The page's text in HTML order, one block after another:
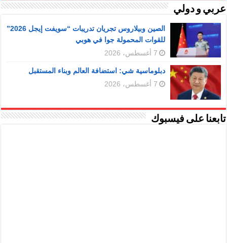
عربي و دولي
الصين وبيلاروس تجريان تدريبات “سويفت إيجل 2026”
للقوات المحمولة جوا في هوبي
7 أغسطس، 2026
دبلوماسية شي: استضافة العالم وبناء المستقبل
7 أغسطس، 2026
تابعنا على فيسبوك